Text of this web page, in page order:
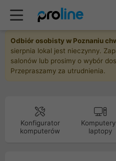
Odbiór osobisty w Poznaniu
sierpnia lokal jest nieczynny.
salonów lub prosimy o wybór
Przepraszamy za utrudnienia.
Konfigurator
komputerów
laptopy